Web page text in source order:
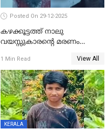
Posted On 29-12-2025
കഴക്കൂട്ടത്ത് നാലു
വയസ്സുകാരന്റെ മരണം
സുഹൃത്തും പൊലീസ്
കസ്റ്റഡിയിൽ
1 Min Read View All
KERALA